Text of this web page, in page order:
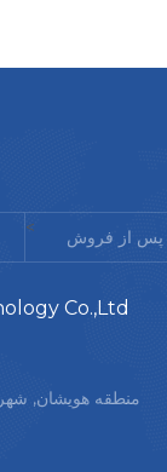
< پس از فروش
Co.,Ltd